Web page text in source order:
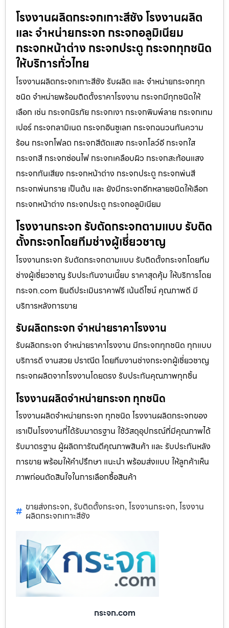
โรงงานผลิตกระจกเกาะสีชัง โรงงานผลิต
และ จำหน่ายกระจก กระจกอลูมิเนียม
กระจกหน้าต่าง กระจกประตู กระจกทุกชนิด
ให้บริการทั่วไทย
โรงงานผลิตกระจกเกาะสีชัง รับผลิต และ จำหน่ายกระจกทุก
ชนิด จำหน่ายพร้อมติดตั้งราคาโรงงาน กระจกมีทุกชนิดให้
เลือก เช่น กระจกนิรภัย กระจกเงา กระจกพิมพ์ลาย กระจกเทม
เปอร์ กระจกลามิเนต กระจกอินซูเลท กระจกฉนวนกันความ
ร้อน กระจกโฟลต กระจกสีตัดแสง กระจกโลว์อี กระจกใส
กระจกสี กระจกซ่อนไฟ กระจกเคลือบผิว กระจกสะท้อนแสง
กระจกกันเสียง กระจกหน้าต่าง กระจกประตู กระจกพ่นสี
กระจกพ่นทราย เป็นต้น และ ยังมีกระจกอีกหลายชนิดให้เลือก
กระจกหน้าต่าง กระจกประตู กระจกอลูมิเนียม
โรงงานกระจก รับตัดกระจกตามแบบ รับติด
ตั้งกระจกโดยทีมช่างผู้เชี่ยวชาญ
โรงงานกระจก รับตัดกระจกตามแบบ รับติดตั้งกระจกโดยทีม
ช่างผู้เชี่ยวชาญ รับประกันงานเนี๊ยบ ราคาสุดคุ้ม ให้บริการโดย
กระจก.com ยินดีประเมินราคาฟรี เน้นดีไซน์ คุณภาพดี มี
บริการหลังการขาย
รับผลิตกระจก จำหน่ายราคาโรงงาน
รับผลิตกระจก จำหน่ายราคาโรงงาน มีกระจกทุกชนิด ทุกแบบ
บริการดี งานสวย ปราณีต โดยทีมงานช่างกระจกผู้เชี่ยวชาญ
กระจกผลิตจากโรงงานโดยตรง รับประกันคุณภาพทุกชิ้น
โรงงานผลิตจำหน่ายกระจก ทุกชนิด
โรงงานผลิตจำหน่ายกระจก ทุกชนิด โรงงานผลิตกระจกของ
เราเป็นโรงงานที่ได้รับมาตรฐาน ใช้วัสดุอุปกรณ์ที่มีคุณภาพได้
รับมาตรฐาน ผู้ผลิตการัณตีคุณภาพสินค้า และ รับประกันหลัง
การขาย พร้อมให้คำปรึกษา แนะนำ พร้อมส่งแบบ ให้ลูกค้าเห็น
ภาพก่อนตัดสินใจในการเลือกซื้อสินค้า
ขายส่งกระจก, รับติดตั้งกระจก, โรงงานกระจก, โรงงาน
ผลิตกระจกเกาะสีชัง
กระจก.com